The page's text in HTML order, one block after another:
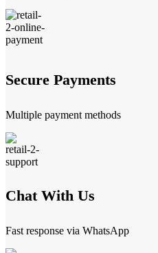
Secure Payments
Multiple payment methods
Chat With Us
Fast response via WhatsApp